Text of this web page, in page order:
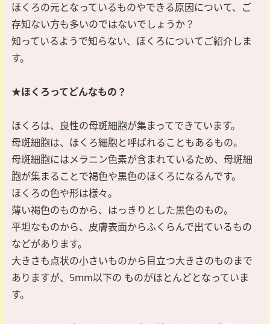
ほくろの元となっているものやできる原因について、ご
存知ない方も多いのではないでしょうか？
知っているようで知らない、ほくろについてご紹介しま
す。
★ほくろってどんなもの？
ほくろは、良性の母斑細胞が集まってできています。
母斑細胞は、ほくろ細胞と呼ばれることもあるもの。
母斑細胞にはメラニン色素が含まれているため、母斑細
胞が集まることで褐色や黒色のほくろになるんです。
ほくろの色や形は様々。
薄い褐色のものから、はっきりとした黒色のもの。
平坦なものから、皮膚表面からふくらんで出ているもの
などがあります。
大きさも点状の小さいものから目立つ大きさのものまで
ありますが、5mm以下の ものがほとんどとなっていま
す。